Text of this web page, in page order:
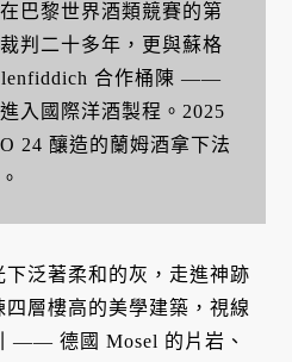
巴黎世界酒類競賽的第
判二十多年，更與蘇格
合作桶陳 ——
入國際洋酒製程。2025
24 釀造的蘭姆酒拿下法
泛著柔和的灰，走進神跡
層樓高的美學建築，視線
—— 德國 Mosel 的片岩、